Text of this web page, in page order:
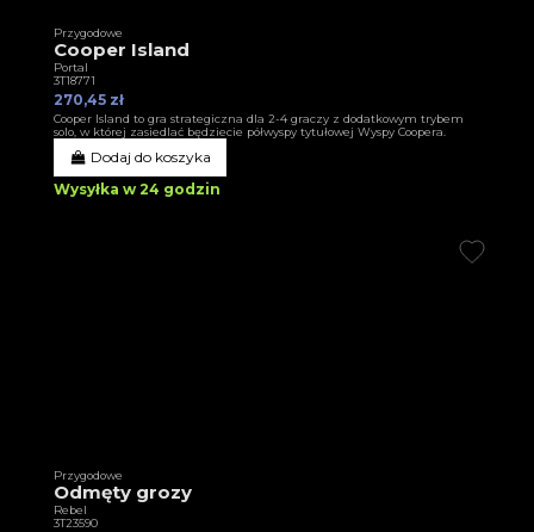
Przygodowe
Cooper Island
Portal
3T18771
270,45 zł
Cooper Island to gra strategiczna dla 2-4 graczy z dodatkowym trybem
solo, w której zasiedlać będziecie półwyspy tytułowej Wyspy Coopera.
Dodaj do koszyka
Wysyłka w 24 godzin
Przygodowe
Odmęty grozy
Rebel
3T23590